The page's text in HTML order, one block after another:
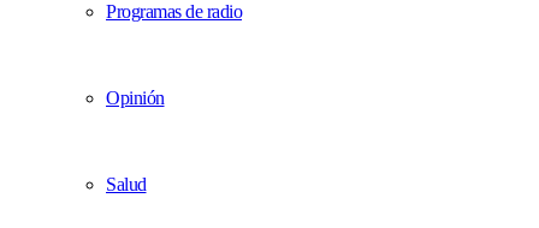
Programas de radio
Opinión
Salud